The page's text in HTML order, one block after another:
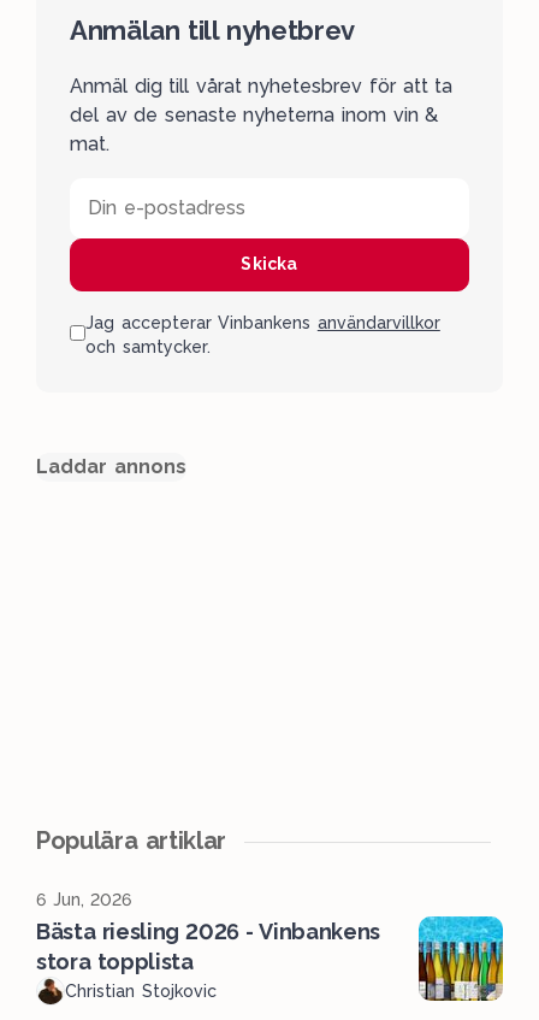
Anmälan till nyhetbrev
Anmäl dig till vårat nyhetesbrev för att ta
del av de senaste nyheterna inom vin &
mat.
Din e-postadress
Skicka
Jag accepterar Vinbankens användarvillkor
och samtycker.
Laddar annons
Populära artiklar
6 Jun, 2026
Bästa riesling 2026 - Vinbankens
stora topplista
Christian Stojkovic